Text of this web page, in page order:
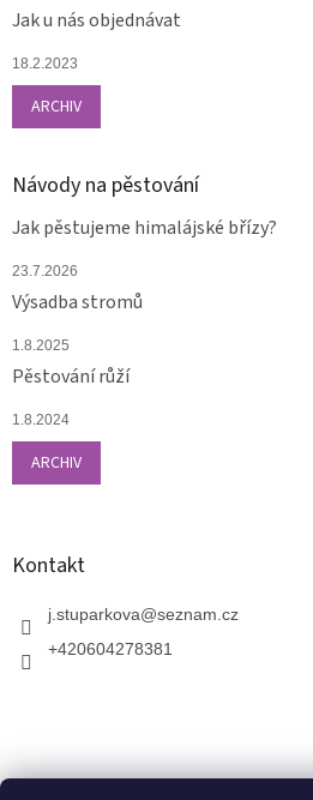
Jak u nás objednávat
18.2.2023
ARCHIV
Návody na pěstování
Jak pěstujeme himalájské břízy?
23.7.2026
Výsadba stromů
1.8.2025
Pěstování růží
1.8.2024
ARCHIV
Kontakt
j.stuparkova@seznam.cz
+420604278381